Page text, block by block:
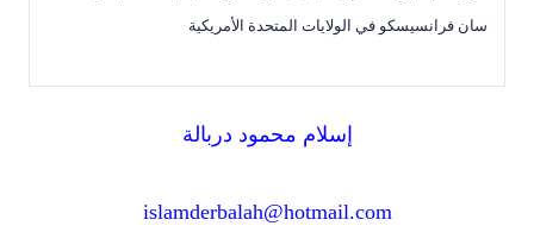
سان فرانسيسكو في الولايات المتحدة الأمريكية
إسلام محمود دربالة
islamderbalah@hotmail.com